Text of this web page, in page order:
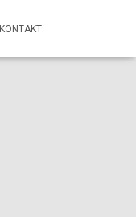
KONTAKT